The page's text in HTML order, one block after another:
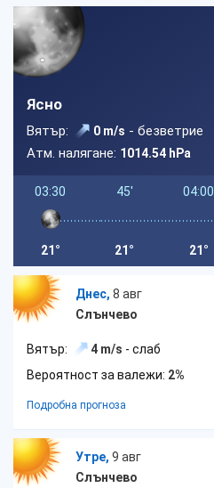
Ясно
Вятър: 0 m/s - безветрие
Атм. налягане: 1014.54 hPa
03:30
21°
45'
21°
04:00
21°
Днес, 8 авг
Слънчево
Вятър: 4 m/s - слаб
Вероятност за валежи: 2%
Подробна прогноза
Утре, 9 авг
Слънчево